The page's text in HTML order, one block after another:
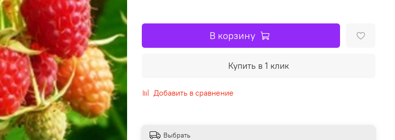
В корзину
Купить в 1 клик
Добавить в сравнение
Выбрать